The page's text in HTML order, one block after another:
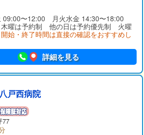
09:00〜12:00 月火水金 14:30〜18:00
曜は予約制 他の日は予約優先制 火曜
開始・終了時間は直接の確認をおすすめし
詳細を見る
戸西病院
77